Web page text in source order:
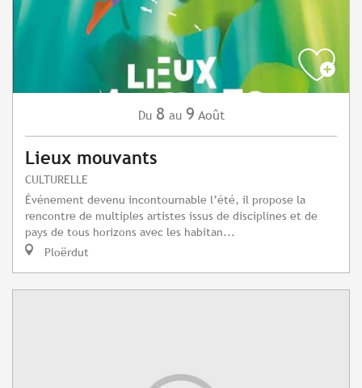
Du 8 au 9 Août
Lieux mouvants
CULTURELLE
Événement devenu incontournable l’été, il propose la
rencontre de multiples artistes issus de disciplines et de
pays de tous horizons avec les habitan...
Ploërdut